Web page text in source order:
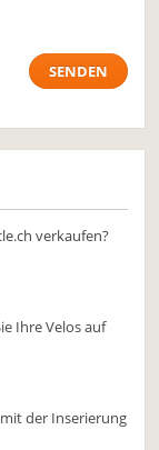
verkaufen?
Ihre Velos auf
der Inserierung